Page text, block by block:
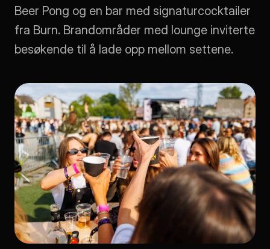
Beer Pong og en bar med signaturcocktailer
fra Burn. Brandområder med lounge inviterte
besøkende til å lade opp mellom settene.